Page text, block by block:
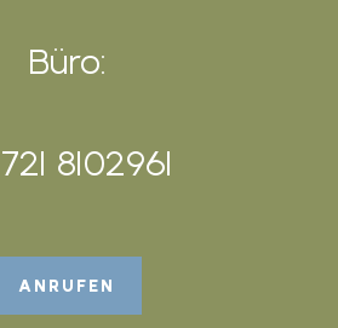
Büro:
8102961
ANRUFEN